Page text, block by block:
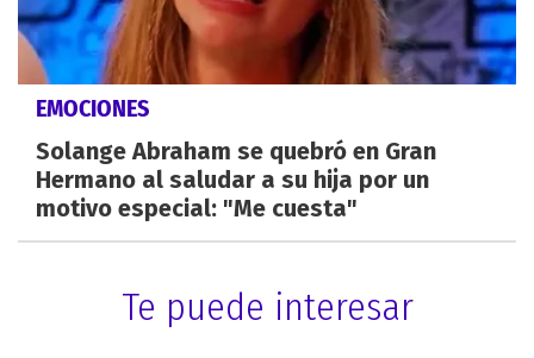
EMOCIONES
Solange Abraham se quebró en Gran
Hermano al saludar a su hija por un
motivo especial: "Me cuesta"
Te puede interesar